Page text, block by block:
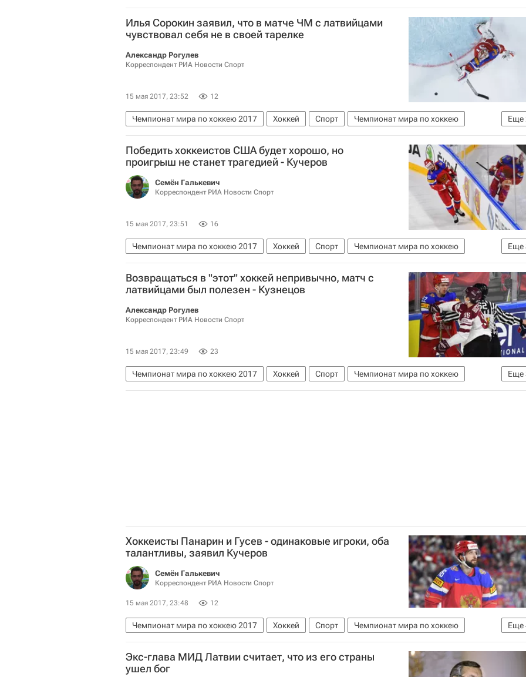
Илья Сорокин заявил, что в матче ЧМ с латвийцами
чувствовал себя не в своей тарелке
Александр Рогулев
Корреспондент РИА Новости Спорт
15 мая 2017, 23:52 12
Еще
Чемпионат мира по хоккею 2017 Хоккей Спорт
Чемпионат мира по хоккею
Сборная России по хоккею с шайбой
Латвия
Победить хоккеистов США будет хорошо, но
проигрыш не станет трагедией - Кучеров
Семён Галькевич
Корреспондент РИА Новости Спорт
15 мая 2017, 23:51 16
Еще
Чемпионат мира по хоккею 2017 Хоккей Спорт
Чемпионат мира по хоккею
США
Сборная России по хоккею с шайбой Никита Кучеров
Возвращаться в "этот" хоккей непривычно, матч с
латвийцами был полезен - Кузнецов
Александр Рогулев
Корреспондент РИА Новости Спорт
15 мая 2017, 23:49 23
Еще
Чемпионат мира по хоккею 2017 Хоккей Спорт
Чемпионат мира по хоккею
Сборная России по хоккею с шайбой
Латвия Евгений Кузнецов
Хоккеисты Панарин и Гусев - одинаковые игроки, оба
талантливы, заявил Кучеров
Семён Галькевич
Корреспондент РИА Новости Спорт
15 мая 2017, 23:48 12
Еще
Чемпионат мира по хоккею 2017 Хоккей Спорт
Чемпионат мира по хоккею
Сборная России по хоккею с шайбой
Никита Гусев
Никита Кучеров
Артемий Панарин
Экс-глава МИД Латвии считает, что из его страны
ушел бог